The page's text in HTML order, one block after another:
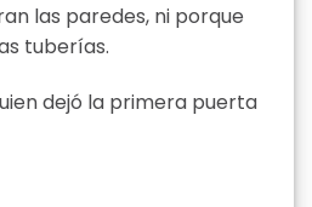
las paredes, ni porque
tuberías.
dejó la primera puerta